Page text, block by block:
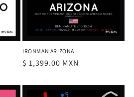
IRONMAN ARIZONA
Precio
$ 1,399.00 MXN